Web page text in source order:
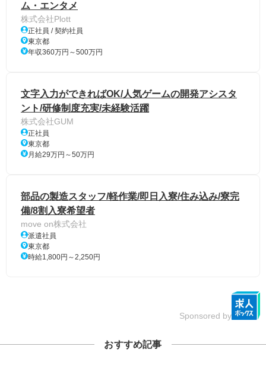
ム・エンタメ
株式会社Plott
正社員 / 契約社員
東京都
年収360万円～500万円
文字入力ができればOK/人気ゲームの開発アシスタ
ント/研修制度充実/未経験活躍
株式会社GUM
正社員
東京都
月給29万円～50万円
部品の製造スタッフ/軽作業/即日入寮/住み込み/寮完
備/8割入寮希望者
move on株式会社
派遣社員
東京都
時給1,800円～2,250円
Sponsored by
おすすめ記事